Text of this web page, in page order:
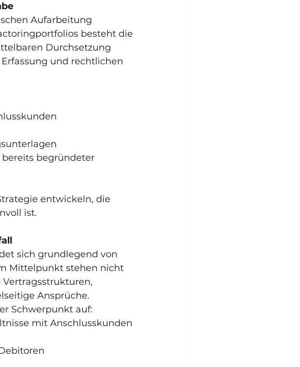
Aufarbeitung
besteht die
Durchsetzung
und rechtlichen
bereits begründeter
entwickeln, die
ist.
sich grundlegend von
Mittelpunkt stehen nicht
Ansprüche.
Schwerpunkt auf:
mit Anschlusskunden